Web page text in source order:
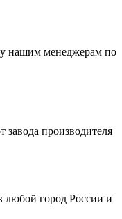
нашим менеджерам по
завода производителя
город России и